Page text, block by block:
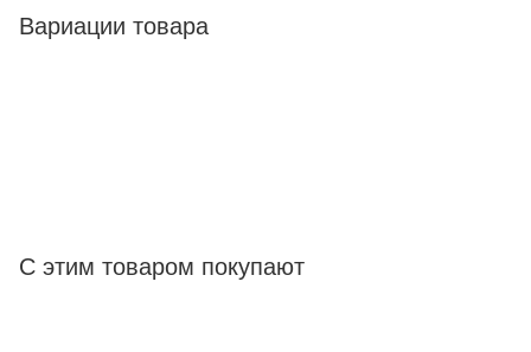
Вариации товара
С этим товаром покупают